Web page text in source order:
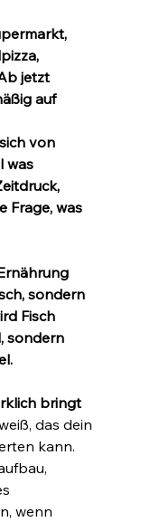
jetzt
auf
von
was
Frage, was
sondern
Fisch
sondern
bringt
das dein
kann.
wenn